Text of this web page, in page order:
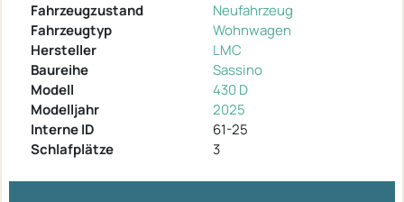
Fahrzeugzustand
Neufahrzeug
Fahrzeugtyp
Wohnwagen
Hersteller
LMC
Baureihe
Sassino
Modell
430 D
Modelljahr
2025
Interne ID
61-25
Schlafplätze
3